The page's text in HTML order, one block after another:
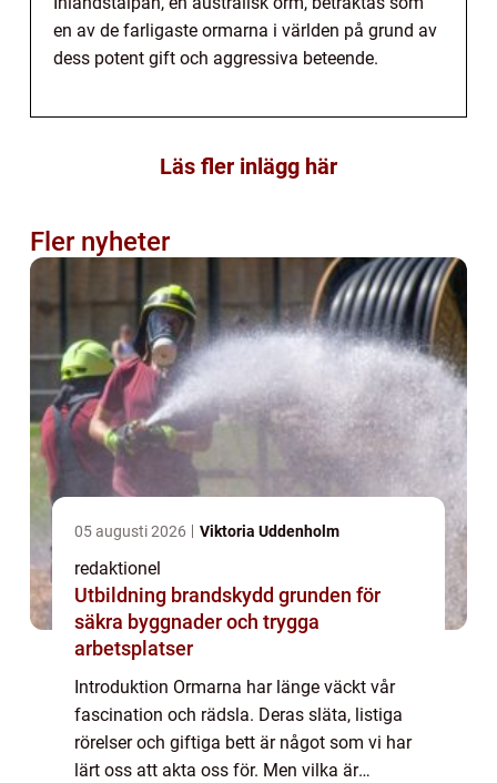
en av de farligaste ormarna i världen på grund av
dess potent gift och aggressiva beteende.
Läs fler inlägg här
Fler nyheter
05 augusti 2026 Viktoria Uddenholm
redaktionel
Utbildning brandskydd grunden för
säkra byggnader och trygga
arbetsplatser
Introduktion Ormarna har länge väckt vår
fascination och rädsla. Deras släta, listiga
rörelser och giftiga bett är något som vi har
lärt oss att akta oss för. Men vilka är